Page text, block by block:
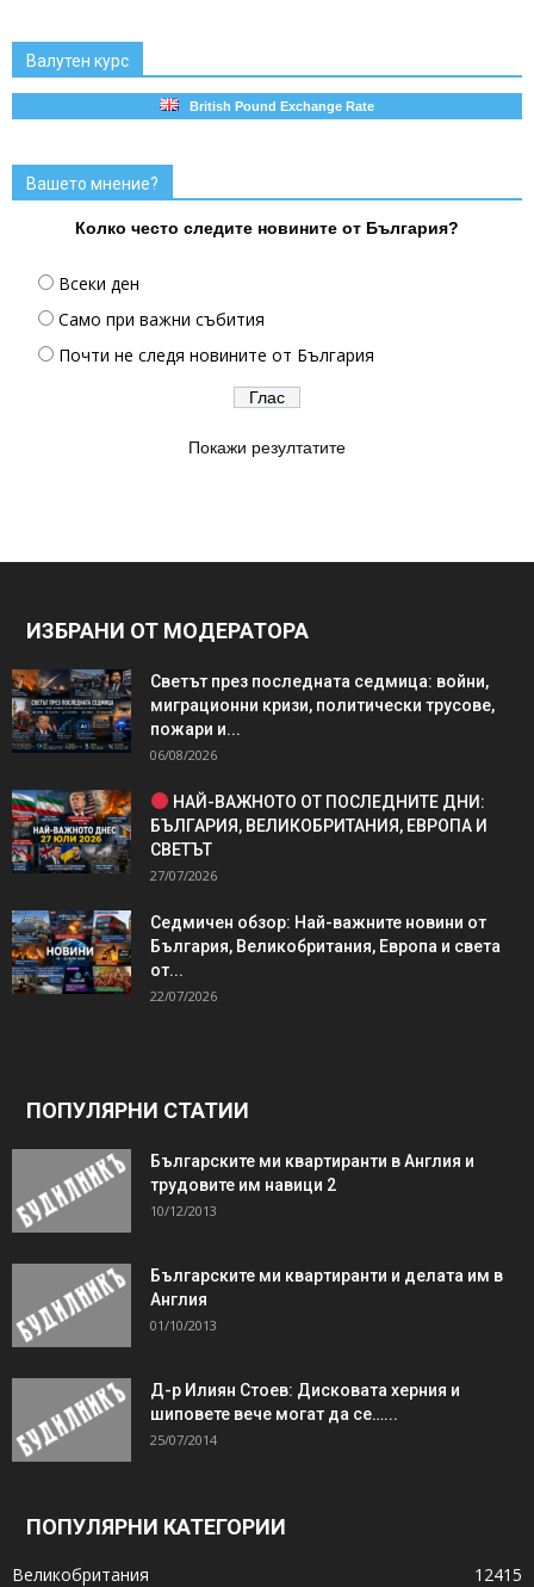
Валутен курс
British Pound Exchange Rate
Вашето мнение?
Колко често следите новините от България?
Всеки ден
Само при важни събития
Почти не следя новините от България
Покажи резултатите
ИЗБРАНИ ОТ МОДЕРАТОРА
Светът през последната седмица: войни,
миграционни кризи, политически трусове,
пожари и...
06/08/2026
НАЙ-ВАЖНОТО ОТ ПОСЛЕДНИТЕ ДНИ:
БЪЛГАРИЯ, ВЕЛИКОБРИТАНИЯ, ЕВРОПА И
СВЕТЪТ
27/07/2026
Седмичен обзор: Най-важните новини от
България, Великобритания, Европа и света
от...
22/07/2026
ПОПУЛЯРНИ СТАТИИ
Българските ми квартиранти в Англия и
трудовите им навици 2
10/12/2013
Българските ми квартиранти и делата им в
Англия
01/10/2013
Д-р Илиян Стоев: Дисковата херния и
шиповете вече могат да се…...
25/07/2014
ПОПУЛЯРНИ КАТЕГОРИИ
Великобритания
12415